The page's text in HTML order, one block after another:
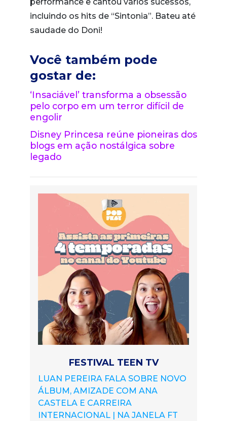
performance e cantou vários sucessos,
incluindo os hits de “Sintonia”. Bateu até
saudade do Doni!
Você também pode
gostar de:
‘Insaciável’ transforma a obsessão
pelo corpo em um terror difícil de
engolir
Disney Princesa reúne pioneiras dos
blogs em ação nostálgica sobre
legado
FESTIVAL TEEN TV
LUAN PEREIRA FALA SOBRE NOVO
ÁLBUM, AMIZADE COM ANA
CASTELA E CARREIRA
INTERNACIONAL | NA JANELA FT